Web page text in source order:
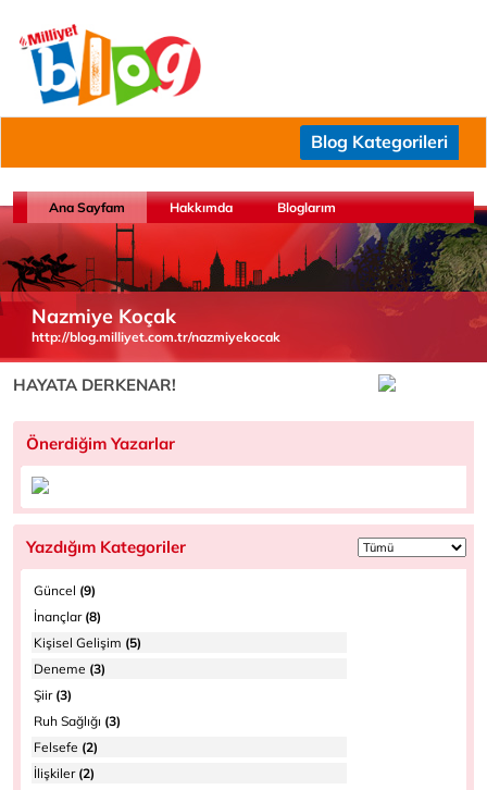
Blog Kategorileri
Ana Sayfam Hakkımda Bloglarım
Nazmiye Koçak
http://blog.milliyet.com.tr/nazmiyekocak
HAYATA DERKENAR!
Önerdiğim Yazarlar
Yazdığım Kategoriler
Güncel (9)
İnançlar(8)
Kişisel Gelişim (5)
Deneme (3)
Şiir(3)
Ruh Sağlığı (3)
Felsefe (2)
İlişkiler(2)